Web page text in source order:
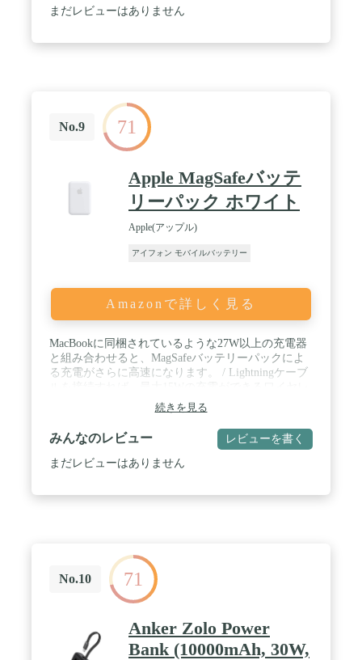
してお使いいただけます。 / 上質なデザイン：汚れ
まだレビューはありません
No.9 71
Apple MagSafeバッテ
リーパック ホワイト
Apple(アップル)
アイフォン モバイルバッテリー
Amazonで詳しく見る
MacBookに同梱されているような27W以上の充電器
と組み合わせると、MagSafeバッテリーパックによ
る充電がさらに高速になります。 / Lightningケーブ
ス充電器としても使えます。 / 20W以上のUSB-C電
源アダプタとUSB-C - Lightningケーブル（別売り）
/ 互換性: iPhone 12 Pro Max, iPhone 12 Pro, iPhone 12,
iPhone 12 mini
続きを見る
みんなのレビュー レビューを書く
まだレビューはありません
No.10 71
Anker Zolo Power
Bank (10000mAh, 30W,